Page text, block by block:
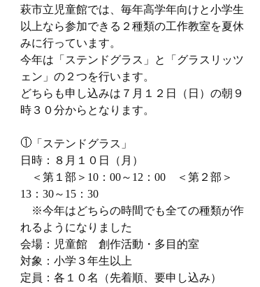
萩市立児童館では、毎年高学年向けと小学生
以上なら参加できる２種類の工作教室を夏休
みに行っています。
今年は「ステンドグラス」と「グラスリッツ
ェン」の２つを行います。
どちらも申し込みは７月１２日（日）の朝９
時３０分からとなります。
「ステンドグラス」
日時：８月１０日（月）
＜第１部＞10：00～12：00 ＜第２部＞
13：30～15：30
※今年はどちらの時間でも全ての種類が作
れるようになりました
会場：児童館 創作活動・多目的室
対象：小学３年生以上
定員：各１０名（先着順、要申し込み）